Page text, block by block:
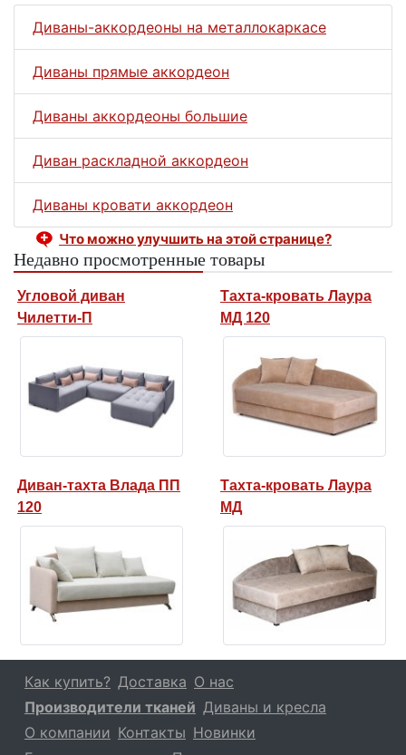
Диваны-аккордеоны на металлокаркасе
Диваны прямые аккордеон
Диваны аккордеоны большие
Диван раскладной аккордеон
Диваны кровати аккордеон
Что можно улучшить на этой странице?
Недавно просмотренные товары
Угловой диван
Чилетти-П
Тахта-кровать Лаура
МД 120
Диван-тахта Влада ПП
120
Тахта-кровать Лаура
МД
Как купить? Доставка О нас
Производители тканей Диваны и кресла
О компании Контакты Новинки